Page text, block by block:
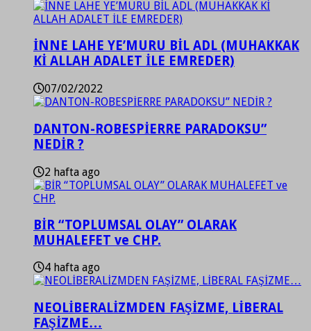
İNNE LAHE YE’MURU BİL ADL (MUHAKKAK
Kİ ALLAH ADALET İLE EMREDER)
07/02/2022
DANTON-ROBESPİERRE PARADOKSU”
NEDİR ?
2 hafta ago
BİR “TOPLUMSAL OLAY” OLARAK
MUHALEFET ve CHP.
4 hafta ago
NEOLİBERALİZMDEN FAŞİZME, LİBERAL
FAŞİZME…